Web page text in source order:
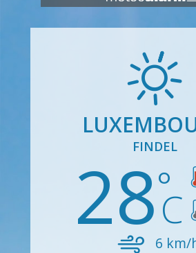
FINDEL
286 km/